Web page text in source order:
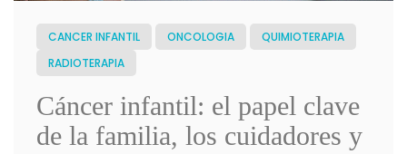
CANCER INFANTIL ONCOLOGIA
QUIMIOTERAPIA
RADIOTERAPIA
Cáncer infantil: el papel clave
de la familia, los cuidadores y